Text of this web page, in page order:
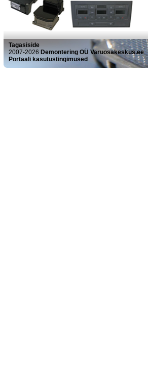
Tagasiside
2007-2026 Demontering OÜ Varuosakeskus.ee
Portaali kasutustingimused